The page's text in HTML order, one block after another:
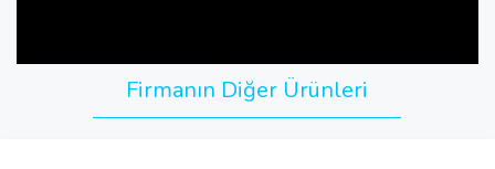
Firmanın Diğer Ürünleri